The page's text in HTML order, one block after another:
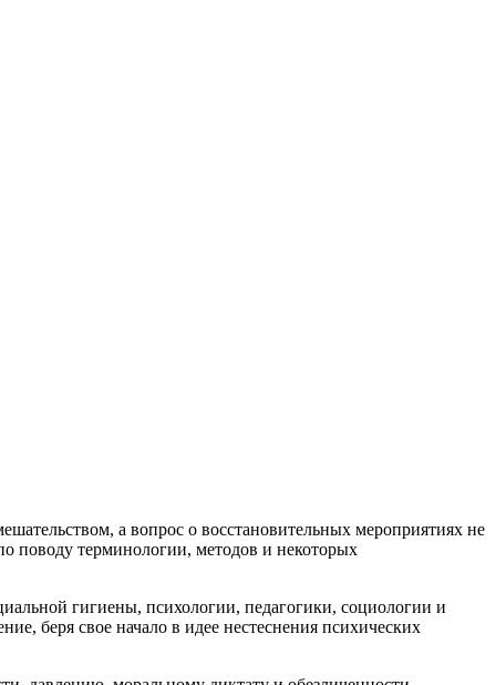
а вопрос о восстановительных мероприятиях не
поводу терминологии, методов и некоторых
гигиены, психологии, педагогики, социологии и
беря свое начало в идее нестеснения психических